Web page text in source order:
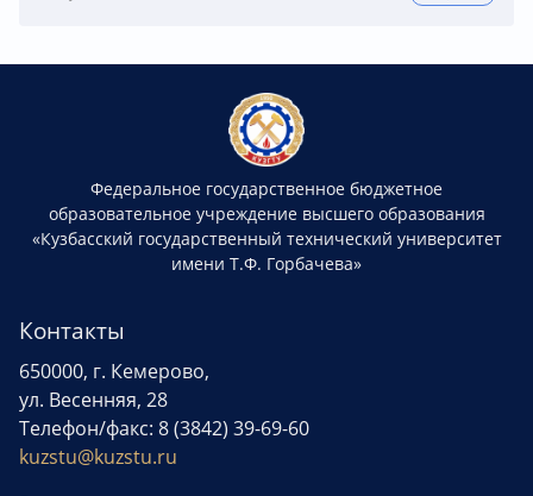
Федеральное государственное бюджетное
образовательное учреждение высшего образования
«Кузбасский государственный технический университет
имени Т.Ф. Горбачева»
Контакты
650000, г. Кемерово,
ул. Весенняя, 28
Телефон/факс: 8 (3842) 39-69-60
kuzstu@kuzstu.ru